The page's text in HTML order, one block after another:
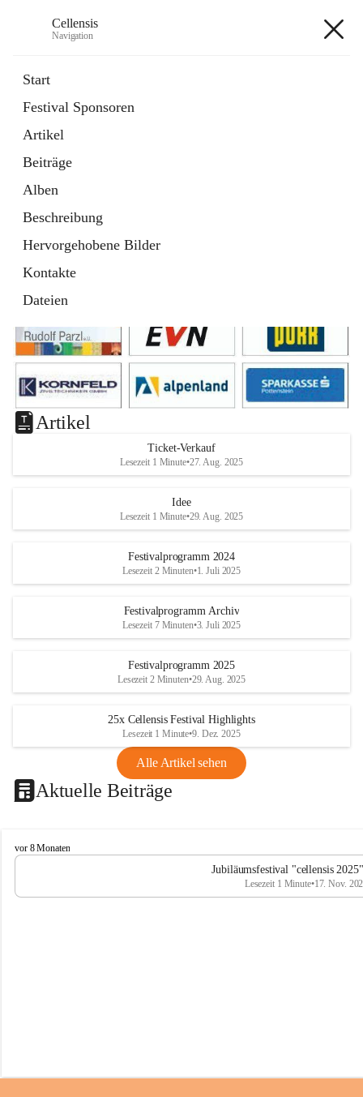
Cellensis
Navigation
Start
Festival Sponsoren
Artikel
Beiträge
Alben
Beschreibung
Hervorgehobene Bilder
Kontakte
Dateien
Festival Sponsoren
Artikel
Ticket-Verkauf
Lesezeit 1 Minute•27. Aug. 2025
Idee
Lesezeit 1 Minute•29. Aug. 2025
Festivalprogramm 2024
Lesezeit 2 Minuten•1. Juli 2025
Festivalprogramm Archiv
Lesezeit 7 Minuten•3. Juli 2025
Festivalprogramm 2025
Lesezeit 2 Minuten•29. Aug. 2025
25x Cellensis Festival Highlights
Lesezeit 1 Minute•9. Dez. 2025
Alle Artikel sehen
Aktuelle Beiträge
C
e
l
vor 8 Monaten
Jubiläumsfestival "cellensis
Lesezeit 1 Minute•17. Nov.